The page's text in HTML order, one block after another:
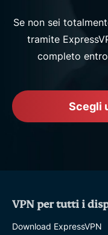
Se non sei
tramite
completo
Scegli
VPN per tutti i
Download ExpressVPN